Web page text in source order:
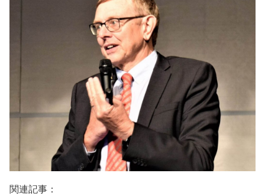
関連記事：